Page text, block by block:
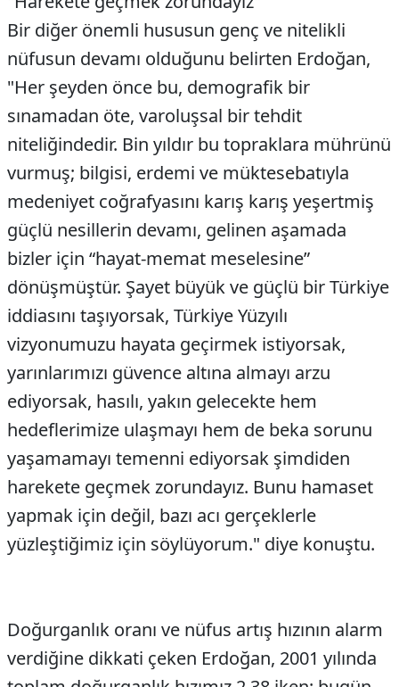
Bir diğer önemli hususun genç ve nitelikli
nüfusun devamı olduğunu belirten Erdoğan,
"Her şeyden önce bu, demografik bir
sınamadan öte, varoluşsal bir tehdit
niteliğindedir. Bin yıldır bu topraklara mührünü
vurmuş; bilgisi, erdemi ve müktesebatıyla
medeniyet coğrafyasını karış karış yeşertmiş
güçlü nesillerin devamı, gelinen aşamada
bizler için “hayat-memat meselesine”
dönüşmüştür. Şayet büyük ve güçlü bir Türkiye
iddiasını taşıyorsak, Türkiye Yüzyılı
vizyonumuzu hayata geçirmek istiyorsak,
yarınlarımızı güvence altına almayı arzu
ediyorsak, hasılı, yakın gelecekte hem
hedeflerimize ulaşmayı hem de beka sorunu
yaşamamayı temenni ediyorsak şimdiden
harekete geçmek zorundayız. Bunu hamaset
yapmak için değil, bazı acı gerçeklerle
yüzleştiğimiz için söylüyorum." diye konuştu.
Doğurganlık oranı ve nüfus artış hızının alarm
verdiğine dikkati çeken Erdoğan, 2001 yılında